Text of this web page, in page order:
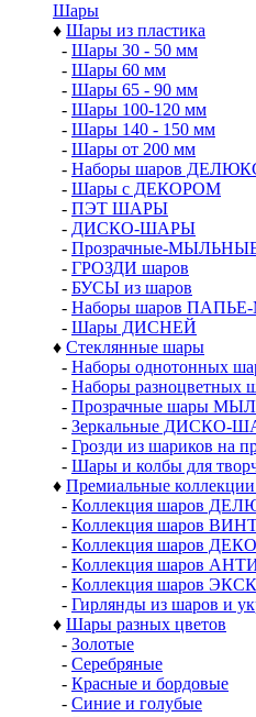
Шары
♦ Шары из пластика
- Шары 30 - 50 мм
- Шары 60 мм
- Шары 65 - 90 мм
- Шары 100-120 мм
- Шары 140 - 150 мм
- Шары от 200 мм
- Наборы шаров
- Шары с ДЕКОРОМ
- ПЭТ ШАРЫ
- ДИСКО-ШАРЫ
- Прозрачные-
- ГРОЗДИ шаров
- БУСЫ из шаров
- Наборы шаров
- Шары ДИСНЕЙ
♦ Стеклянные шары
- Наборы однотонных
- Наборы разноцветных
- Прозрачные шары
- Зеркальные ДИСКО-
- Грозди из шариков на
- Шары и колбы для
♦ Премиальные
- Коллекция шаров
- Коллекция шаров
- Коллекция шаров
- Коллекция шаров
- Коллекция шаров
- Гирлянды из шаров и
♦ Шары разных цветов
- Золотые
- Серебряные
- Красные и бордовые
- Синие и голубые